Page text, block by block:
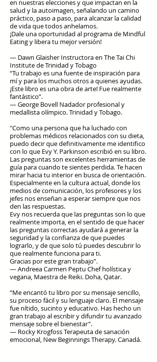
en nuestras elecciones y que impactan en la
salud y la autoimagen, señalando un camino
práctico, paso a paso, para alcanzar la calidad
de vida que todos anhelamos.
¡Dale una oportunidad al programa de Mindful
Eating y libera tu mejor versión!
— Dawn Glaisher Instructora en The Tai Chi
Institute de Trinidad y Tobago
“Tu trabajo es una fuente de inspiración para
mí y para los muchos otros a quienes ayudas.
¡Este libro es una obra de arte! Fue realmente
fantástico”.
— George Bovell Nadador profesional y
medallista olímpico. Trinidad y Tobago.
"Como una persona que ha luchado con
problemas médicos relacionados con su dieta,
puedo decir que definitivamente me identifico
con lo que Evy Y. Parkinson escribió en su libro.
Las preguntas son excelentes herramientas de
guía para cuando te sientes perdida. Te hacen
mirar hacia tu interior en busca de orientación.
Especialmente en la cultura actual, donde los
medios de comunicación, los profesores y los
jefes nos enseñan a esperar siempre que nos
den las respuestas.
Evy nos recuerda que las preguntas son lo que
realmente importa, en el sentido de que hacer
las preguntas correctas ayudará a generar la
seguridad y la confianza de que puedes
lograrlo, y de que solo tú puedes descubrir lo
que realmente funciona para ti.
Gracias por este gran trabajo”.
— Andreea Carmen Peptu Chef holística y
vegana, Maestra de Reiki. Doha, Qatar.
“Me encantó tu libro por su mensaje sencillo,
su proceso fácil y su lenguaje claro. El mensaje
fue nítido, sucinto y educativo. Has hecho un
gran trabajo al escribir y difundir tu avanzado
mensaje sobre el bienestar”.
— Rocky Krogfoss Terapeuta de sanación
emocional, New Beginnings Therapy. Canadá.